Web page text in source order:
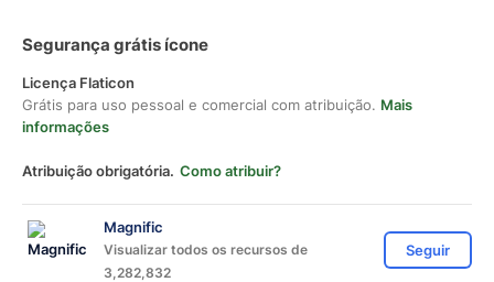
Segurança grátis ícone
Licença Flaticon
Grátis para uso pessoal e comercial com atribuição. Mais
informações
Atribuição obrigatória. Como atribuir?
Magnific
Visualizar todos os recursos de
3,282,832
Seguir